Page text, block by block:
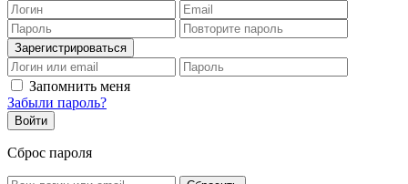
Запомнить меня
Забыли пароль?
Сброс пароля